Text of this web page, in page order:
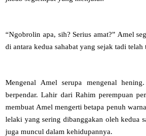
“Ngobrolin apa, sih? Serius amat?” Amel
di antara kedua sahabat yang sejak tadi
Mengenal Amel serupa mengenal
berpendar. Lahir dari Rahim perempuan
membuat Amel mengerti betapa penuh
lelaki yang sering dibanggakan oleh kedua
juga muncul dalam kehidupannya.